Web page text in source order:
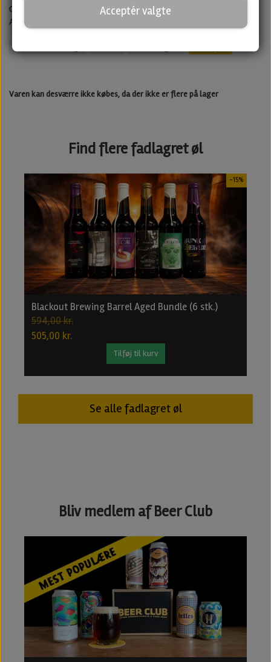
Olosoro Sherry BA Imperial Stout· ABV: 11% · Flaske: 33 cl.
Aged in an Oloroso Sherry barrel for 1 year.
Varen kan desværre ikke købes, da der ikke er flere på lager
Find flere fadlagret øl
-15%
Blackout Brewing Barrel Aged Bundle (6 stk.)
594,00 kr.
505,00 kr.
Tilføj til kurv
Se alle fadlagret øl
Bliv medlem af Beer Club
Acceptér valgte